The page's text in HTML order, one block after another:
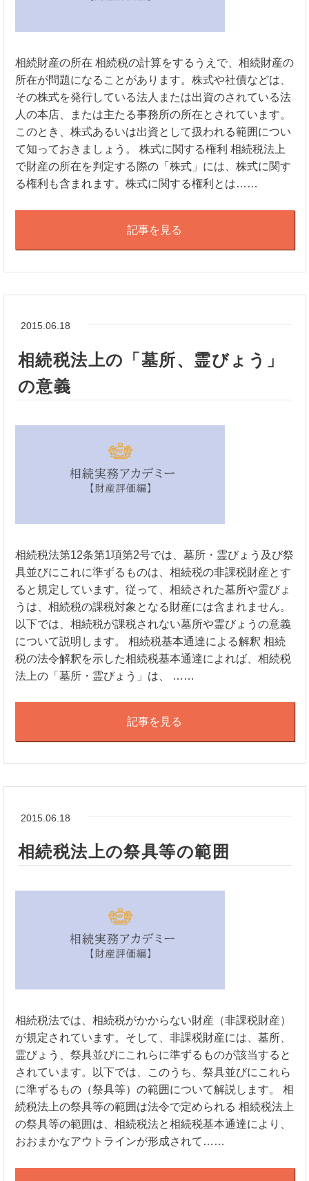
相続財産の所在 相続税の計算をするうえで、相続財産の
所在が問題になることがあります。株式や社債などは、
その株式を発行している法人または出資のされている法
人の本店、または主たる事務所の所在とされています。
このとき、株式あるいは出資として扱われる範囲につい
て知っておきましょう。 株式に関する権利 相続税法上
で財産の所在を判定する際の「株式」には、株式に関す
る権利も含まれます。株式に関する権利とは……
記事を見る
2015.06.18
相続税法上の「墓所、霊びょう」
の意義
相続税法第12条第1項第2号では、墓所・霊びょう及び祭
具並びにこれに準ずるものは、相続税の非課税財産とす
ると規定しています。従って、相続された墓所や霊びょ
うは、相続税の課税対象となる財産には含まれません。
以下では、相続税が課税されない墓所や霊びょうの意義
について説明します。 相続税基本通達による解釈 相続
税の法令解釈を示した相続税基本通達によれば、相続税
法上の「墓所・霊びょう」は、 ……
記事を見る
2015.06.18
相続税法上の祭具等の範囲
相続税法では、相続税がかからない財産（非課税財産）
が規定されています。そして、非課税財産には、墓所、
霊びょう、祭具並びにこれらに準ずるものが該当すると
されています。以下では、このうち、祭具並びにこれら
に準ずるもの（祭具等）の範囲について解説します。 相
続税法上の祭具等の範囲は法令で定められる 相続税法上
の祭具等の範囲は、相続税法と相続税基本通達により、
おおまかなアウトラインが形成されて……